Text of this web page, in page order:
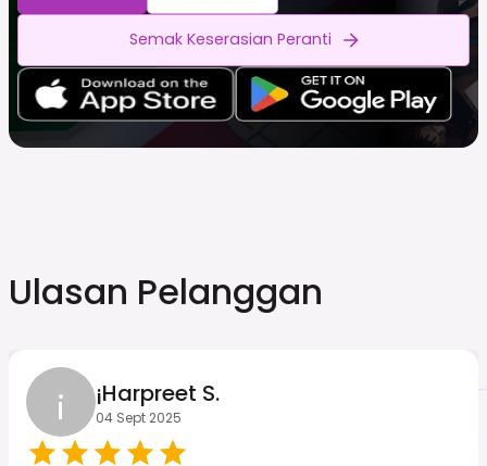
Semak Keserasian Peranti
Ulasan Pelanggan
¡ ¡Harpreet S.
04 Sept 2025